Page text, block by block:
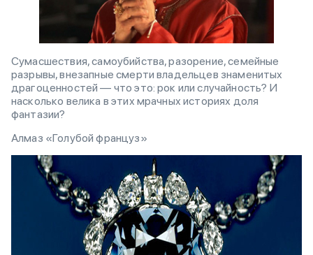
Сумасшествия, самоубийства, разорение, семейные
разрывы, внезапные смерти владельцев знаменитых
драгоценностей — что это: рок или случайность? И
насколько велика в этих мрачных историях доля
фантазии?
Алмаз «Голубой француз»